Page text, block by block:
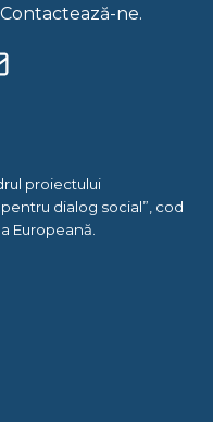
ne.
proiectului
dialog social”, cod
Europeană.